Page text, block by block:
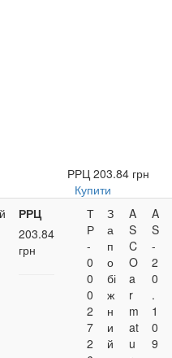
РРЦ 203.84 грн
Купити
РРЦ
203.84
грн
Т
Р
-
0
0
0
2
7
2
З
а
п
о
бі
ж
н
и
й
A
S
C
O
a
r
m
at
u
A
S
-
2
0
.
1
0
9